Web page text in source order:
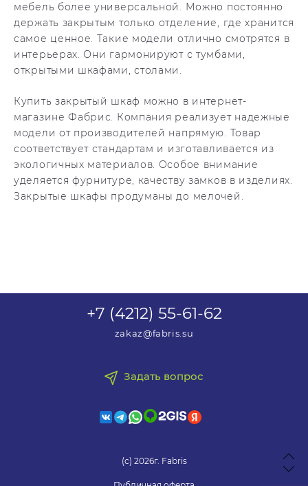
мебель более универсальной. Можно постоянно
держать закрытым только отделение, где хранится
самое ценное. Такие модели отлично смотрятся в
интерьерах. Они гармонируют с тумбами,
открытыми шкафами, столами.
Купить закрытый шкаф можно в интернет-
магазине Фабрис. Компания реализует надежные
модели от производителей напрямую. Товар
соответствует стандартам и изготавливается из
экологичных материалов. Особое внимание
уделяется фурнитуре, качеству замков в изделиях.
Закрытые шкафы продуманы до мелочей.
+7 (4212) 55-61-62
zakaz@fabris.su
Задать вопрос
(с) 2026г. Fabris